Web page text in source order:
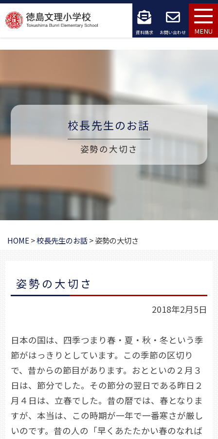
コ
ン
テ
ツ
へ
キ
資料請求 お問い合わせ MENU
校長先生のお話
姿勢の大切さ
HOME>校長先生のお話>姿勢の大切さ
姿勢の大切さ
2018年2月5日
日本の国は、四季つまり春・夏・秋・冬という季
節がはっきりとしています。この季節の区切り
で、昔からの節目があります。おとといの２月３
日は、節分でした。その節分の翌日である昨日２
月４日は、立春でした。昔の暦では、春となりま
すが、本当は、この時期が一年で一番寒さが厳し
いのです。昔の人の「早くあたたかい春のなれば